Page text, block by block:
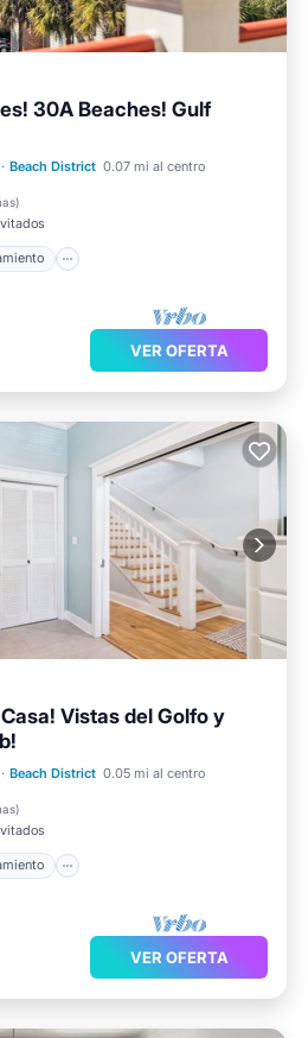
30A Beaches! Gulf
· Beach District 0.07 mi al centro
)
Aparcamiento
Piscina
VER OFERTA
Vistas del Golfo y
· Beach District 0.05 mi al centro
)
Aparcamiento
Piscina
VER OFERTA